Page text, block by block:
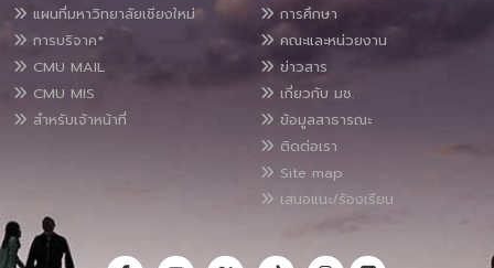
แผนที่มหาวิทยาลัยเชียงใหม่
การบริจาค*
CMU MAIL
CMU MIS
สำหรับเจ้าหน้าที่
การศึกษา
คณะและหน่วยงาน
ข่าวสาร
เกี่ยวกับ มช.
ข้อมูลสาธารณะ
ติดต่อเรา
Site map
เสนอแนะ/ร้องเรียน